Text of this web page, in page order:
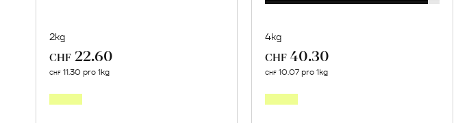
2kg
CHF 22.60
CHF 11.30 pro 1kg
4kg
CHF 40.30
CHF 10.07 pro 1kg